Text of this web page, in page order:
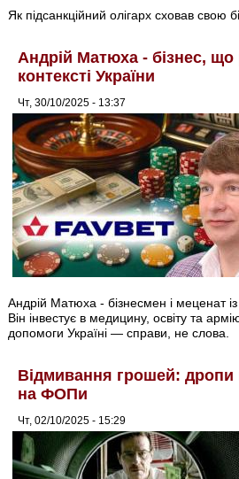
Як підсанкційний олігарх сховав свою
Андрій Матюха - бізнес, що
контексті України
Чт, 30/10/2025 - 13:37
Андрій Матюха - бізнесмен і меценат
Він інвестує в медицину, освіту та
допомоги Україні — справи, не слова.
Відмивання грошей:
на ФОПи
Чт, 02/10/2025 - 15:29